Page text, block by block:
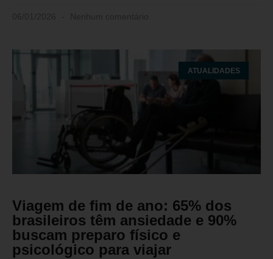
ATUALIDADES
Viagem de fim de ano: 65% dos
brasileiros têm ansiedade e 90%
buscam preparo físico e
psicológico para viajar